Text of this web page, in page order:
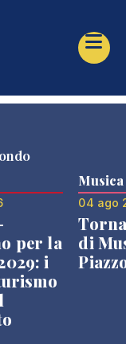
per la
i
Musica
04 ago
di